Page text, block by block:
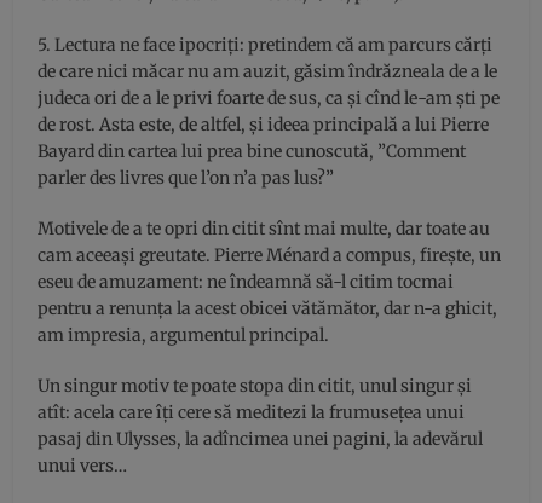
5. Lectura ne face ipocriți: pretindem că am parcurs cărți
de care nici măcar nu am auzit, găsim îndrăzneala de a le
judeca ori de a le privi foarte de sus, ca și cînd le-am ști pe
de rost. Asta este, de altfel, și ideea principală a lui Pierre
Bayard din cartea lui prea bine cunoscută, ”Comment
parler des livres que l’on n’a pas lus?”
Motivele de a te opri din citit sînt mai multe, dar toate au
cam aceeași greutate. Pierre Ménard a compus, firește, un
eseu de amuzament: ne îndeamnă să-l citim tocmai
pentru a renunța la acest obicei vătămător, dar n-a ghicit,
am impresia, argumentul principal.
Un singur motiv te poate stopa din citit, unul singur și
atît: acela care îți cere să meditezi la frumusețea unui
pasaj din Ulysses, la adîncimea unei pagini, la adevărul
unui vers…